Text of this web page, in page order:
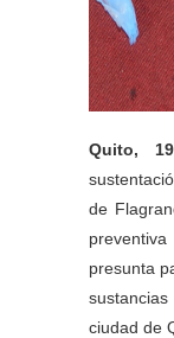
Quito,
de
presunta
ciudad de